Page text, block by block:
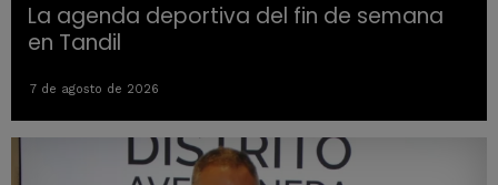
La agenda deportiva del fin de semana
en Tandil
7 de agosto de 2026